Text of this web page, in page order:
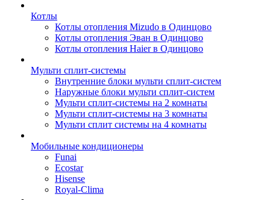
Котлы
Котлы отопления Mizudo в Одинцово
Котлы отопления Эван в Одинцово
Котлы отопления Haier в Одинцово
Мульти сплит-системы
Внутренние блоки мульти сплит-систем
Наружные блоки мульти сплит-систем
Мульти сплит-системы на 2 комнаты
Мульти сплит-системы на 3 комнаты
Мульти сплит системы на 4 комнаты
Мобильные кондиционеры
Funai
Ecostar
Hisense
Royal-Clima